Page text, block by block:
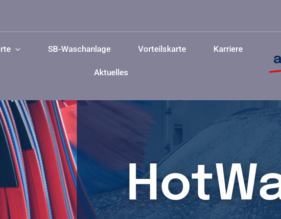
Zum
Standort
Hünxe
SB-Waschanlage Vorteilskarte Karriere
Aktuelles